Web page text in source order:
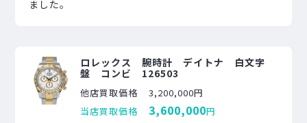
ました。
ロレックス 腕時計 デイトナ 白文字
盤 コンビ 126503
他店買取価格
3,200,000円
当店買取価格
3,600,000円